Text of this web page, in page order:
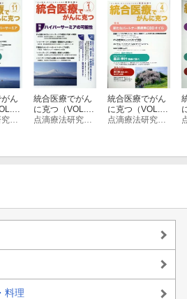
ん
統合医療でがん
に克つ（VOL.16
3）
統合医療でがん
に克つ（VOL.19
0）
料理